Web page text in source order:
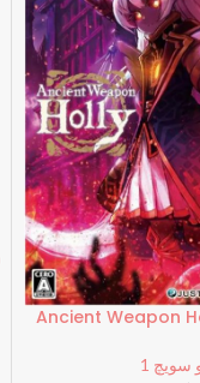
Ancient Weapon
سویچ 1